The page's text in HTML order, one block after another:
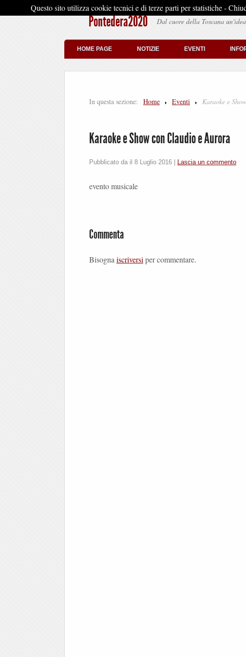
Pontedera2020 Dal cuore della Toscana
HOME PAGE NOTIZIE EVENTI
In questa sezione: Home Eventi Karaoke e
Karaoke e Show con Claudio e Aurora
Pubblicato da il 8 Luglio 2016 Lascia un commento
evento musicale
Commenta
Bisognaiscriversiper commentare.
Questo sito utilizza cookie tecnici e di terze parti per statistiche -